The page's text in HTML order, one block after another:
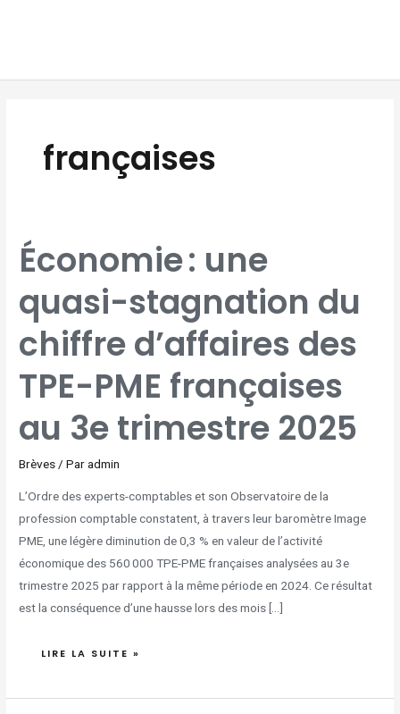
françaises
Économie : une
quasi-stagnation du
chiffre d’affaires des
TPE-PME françaises
au 3e trimestre 2025
Brèves/ Paradmin
L’Ordre des experts-comptables et son Observatoire de la
profession comptable constatent, à travers leur baromètre Image
PME, une légère diminution de 0,3 % en valeur de l’activité
économique des 560 000 TPE-PME françaises analysées au 3e
trimestre 2025 par rapport à la même période en 2024. Ce résultat
est la conséquence d’une hausse lors des mois […]
UNE
QUASI-
STAGNATION
D’AFFAIRES
DES
TPE-
FRANÇAISES
AU
TRIMESTRE
LIRE LA SUITE »